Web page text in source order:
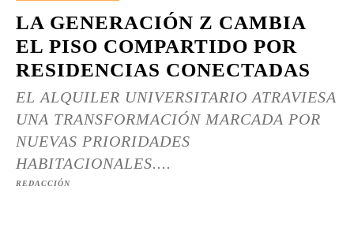
LA GENERACIÓN Z CAMBIA
EL PISO COMPARTIDO POR
RESIDENCIAS CONECTADAS
EL ALQUILER UNIVERSITARIO ATRAVIESA
UNA TRANSFORMACIÓN MARCADA POR
NUEVAS PRIORIDADES
HABITACIONALES....
REDACCIÓN